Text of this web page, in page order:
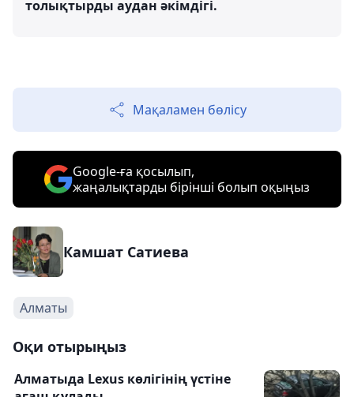
толықтырды аудан әкімдігі.
Мақаламен бөлісу
Google-ға қосылып,
жаңалықтарды бірінші болып оқыңыз
Камшат Сатиева
Алматы
Оқи отырыңыз
Алматыда Lexus көлігінің үстіне